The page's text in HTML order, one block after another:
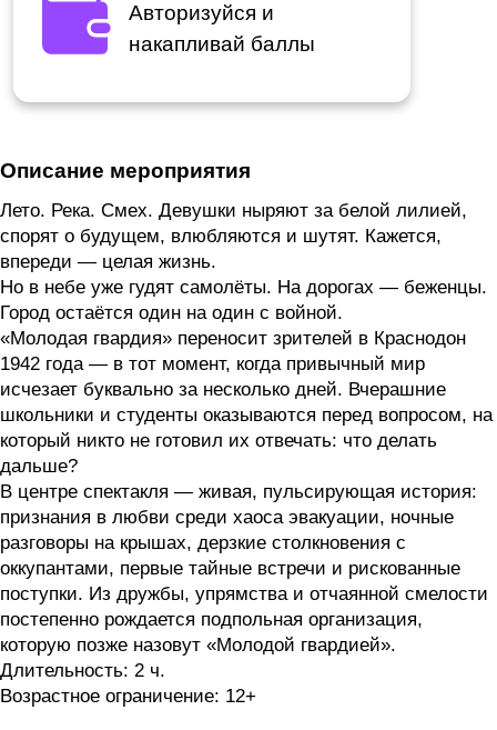
Авторизуйся и
накапливай баллы
Описание мероприятия
Лето. Река. Смех. Девушки ныряют за белой лилией,
спорят о будущем, влюбляются и шутят. Кажется,
впереди — целая жизнь.
Но в небе уже гудят самолёты. На дорогах — беженцы.
Город остаётся один на один с войной.
«Молодая гвардия» переносит зрителей в Краснодон
1942 года — в тот момент, когда привычный мир
исчезает буквально за несколько дней. Вчерашние
школьники и студенты оказываются перед вопросом, на
который никто не готовил их отвечать: что делать
дальше?
В центре спектакля — живая, пульсирующая история:
признания в любви среди хаоса эвакуации, ночные
разговоры на крышах, дерзкие столкновения с
оккупантами, первые тайные встречи и рискованные
поступки. Из дружбы, упрямства и отчаянной смелости
постепенно рождается подпольная организация,
которую позже назовут «Молодой гвардией».
Длительность: 2 ч.
Возрастное ограничение: 12+